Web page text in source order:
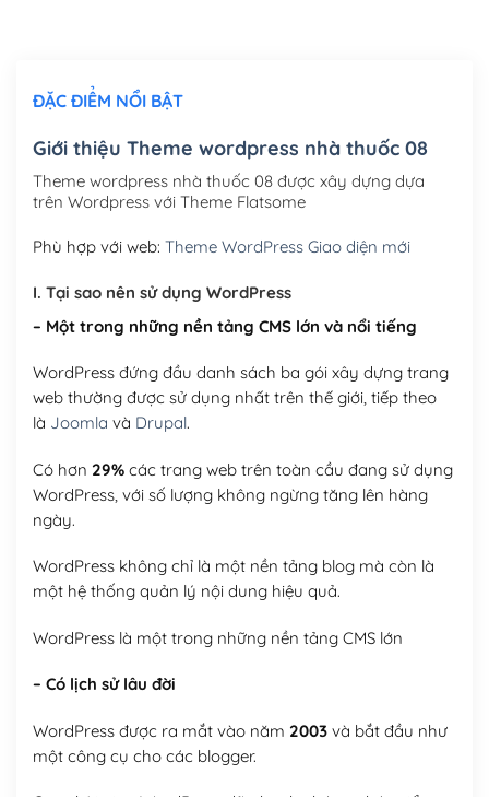
Mua thêm Host + Tên miền
(+300,000₫)
Tên miền Việt Nam .vn (1 năm)(+550,000₫)
ĐẶC ĐIỂM NỔI BẬT
Giới thiệu Theme wordpress nhà thuốc 08
Theme wordpress nhà thuốc 08 được xây dựng dựa
trên Wordpress với Theme Flatsome
Phù hợp với web: Theme WordPress Giao diện mới
I. Tại sao nên sử dụng WordPress
– Một trong những nền tảng CMS lớn và nổi tiếng
WordPress đứng đầu danh sách ba gói xây dựng trang
web thường được sử dụng nhất trên thế giới, tiếp theo
là Joomla và Drupal.
Có hơn 29%các trang web trên toàn cầu đang sử dụng
WordPress, với số lượng không ngừng tăng lên hàng
ngày.
WordPress không chỉ là một nền tảng blog mà còn là
một hệ thống quản lý nội dung hiệu quả.
WordPress là một trong những nền tảng CMS lớn
– Có lịch sử lâu đời
WordPress được ra mắt vào năm 2003và bắt đầu như
một công cụ cho các blogger.